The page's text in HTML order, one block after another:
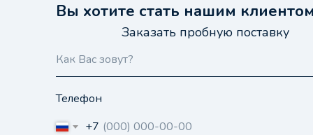
Вы хотите стать нашим
Заказать пробную поставку
Телефон
+7